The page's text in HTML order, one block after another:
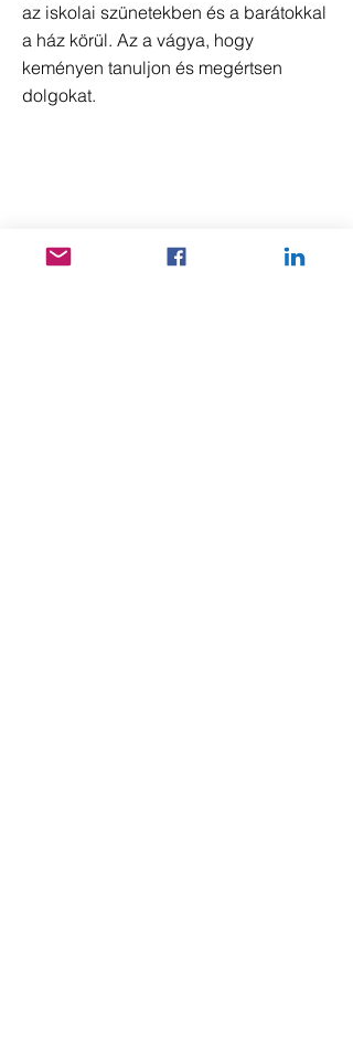
az iskolai szünetekben és a barátokkal
a ház körül. Az a vágya, hogy
keményen tanuljon és megértsen
dolgokat.